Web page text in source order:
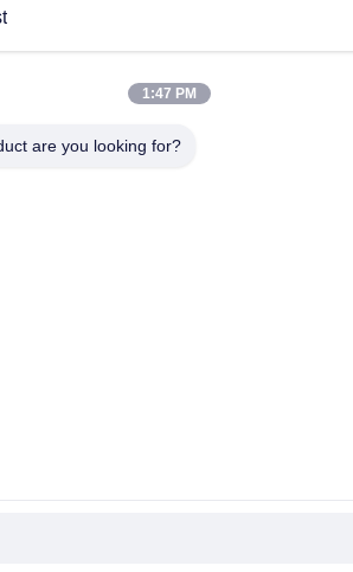
1:47 PM
are you looking for?